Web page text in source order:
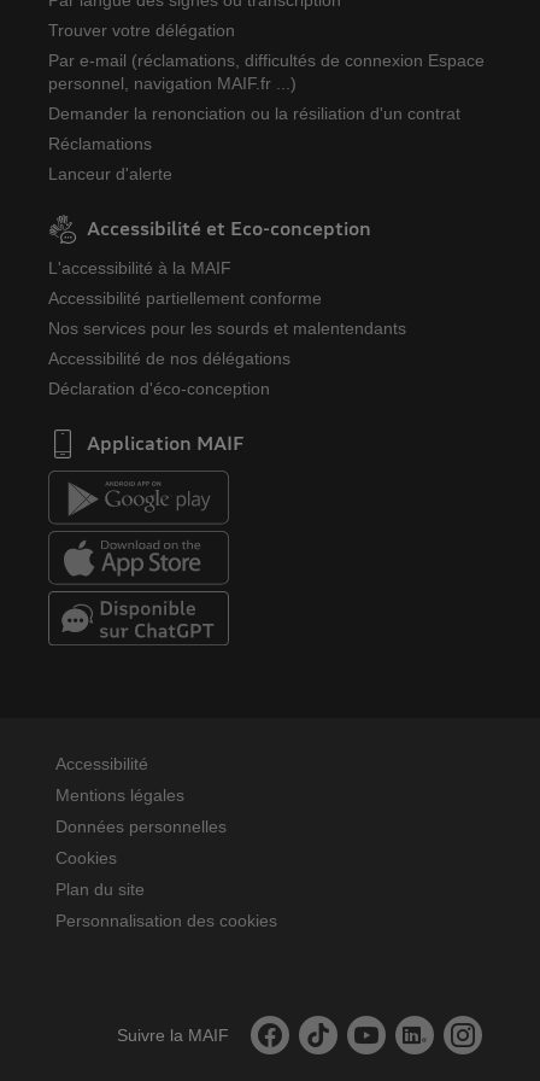
Trouver votre délégation
Par e-mail (réclamations, difficultés de connexion Espace
personnel, navigation MAIF.fr ...)
Demander la renonciation ou la résiliation d'un contrat
Réclamations
Lanceur d'alerte
Accessibilité et Eco-conception
L'accessibilité à la MAIF
Accessibilité partiellement conforme
Nos services pour les sourds et malentendants
Accessibilité de nos délégations
Déclaration d'éco-conception
Application MAIF
Accessibilité
Mentions légales
Données personnelles
Cookies
Plan du site
Personnalisation des cookies
Suivre la MAIF La MAIF sur facebook
La MAIF sur tiktok
La MAIF sur youtube
La MAIF sur
La MAIF